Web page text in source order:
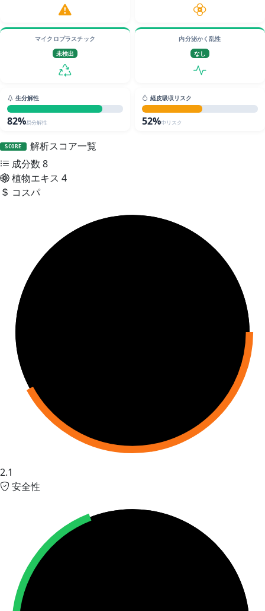
マイクロプラスチック
未検出
内分泌かく乱性
なし
生分解性
82%易分解性
経皮吸収リスク
52%中リスク
SCORE
解析スコア一覧
成分数 8
植物エキス 4
コスパ
2.1
安全性